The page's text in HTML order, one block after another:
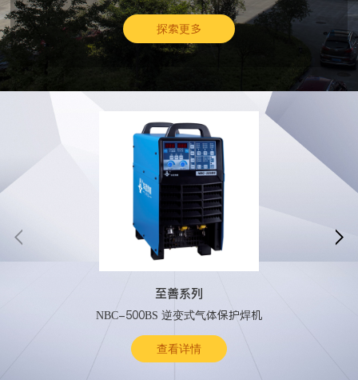
探索更多
至善系列
NBC-500BS 逆变式气体保护焊机
查看详情
 